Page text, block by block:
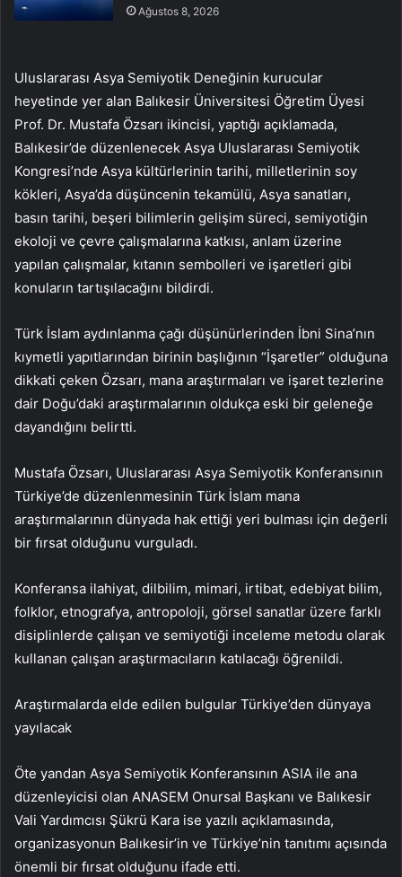
Ağustos 8, 2026
Uluslararası Asya Semiyotik Deneğinin kurucular
heyetinde yer alan Balıkesir Üniversitesi Öğretim Üyesi
Prof. Dr. Mustafa Özsarı ikincisi, yaptığı açıklamada,
Balıkesir’de düzenlenecek Asya Uluslararası Semiyotik
Kongresi’nde Asya kültürlerinin tarihi, milletlerinin soy
kökleri, Asya’da düşüncenin tekamülü, Asya sanatları,
basın tarihi, beşeri bilimlerin gelişim süreci, semiyotiğin
ekoloji ve çevre çalışmalarına katkısı, anlam üzerine
yapılan çalışmalar, kıtanın sembolleri ve işaretleri gibi
konuların tartışılacağını bildirdi.
Türk İslam aydınlanma çağı düşünürlerinden İbni Sina’nın
kıymetli yapıtlarından birinin başlığının “İşaretler” olduğuna
dikkati çeken Özsarı, mana araştırmaları ve işaret tezlerine
dair Doğu’daki araştırmalarının oldukça eski bir geleneğe
dayandığını belirtti.
Mustafa Özsarı, Uluslararası Asya Semiyotik Konferansının
Türkiye’de düzenlenmesinin Türk İslam mana
araştırmalarının dünyada hak ettiği yeri bulması için değerli
bir fırsat olduğunu vurguladı.
Konferansa ilahiyat, dilbilim, mimari, irtibat, edebiyat bilim,
folklor, etnografya, antropoloji, görsel sanatlar üzere farklı
disiplinlerde çalışan ve semiyotiği inceleme metodu olarak
kullanan çalışan araştırmacıların katılacağı öğrenildi.
Araştırmalarda elde edilen bulgular Türkiye’den dünyaya
yayılacak
Öte yandan Asya Semiyotik Konferansının ASIA ile ana
düzenleyicisi olan ANASEM Onursal Başkanı ve Balıkesir
Vali Yardımcısı Şükrü Kara ise yazılı açıklamasında,
organizasyonun Balıkesir’in ve Türkiye’nin tanıtımı açısında
önemli bir fırsat olduğunu ifade etti.